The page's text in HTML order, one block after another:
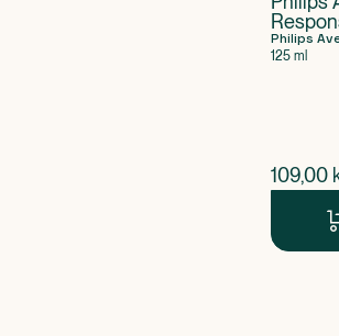
med
Philips
125 ml
$
109,00